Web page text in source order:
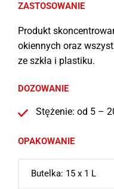
ZASTOSOWANIE
Produkt
okiennych oraz
ze szkła i plastiku.
DOZOWANIE
Stężenie: od 5 –
OPAKOWANIE
Butelka: 15 x 1 L